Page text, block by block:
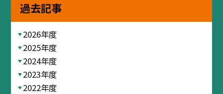
過去記事
2026年度
2025年度
2024年度
2023年度
2022年度